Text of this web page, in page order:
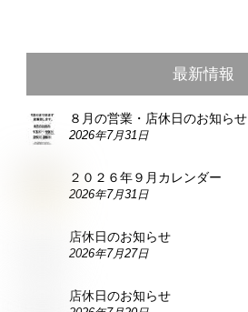
最新情報
８月の営業・店休日のお知らせ
2026年7月31日
２０２６年９月カレンダー
2026年7月31日
店休日のお知らせ
2026年7月27日
店休日のお知らせ